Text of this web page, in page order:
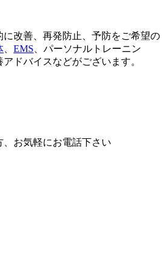
改善、再発防止、予防をご希望の
EMS 、パーソナルトレーニン
ドバイスなどがございます。